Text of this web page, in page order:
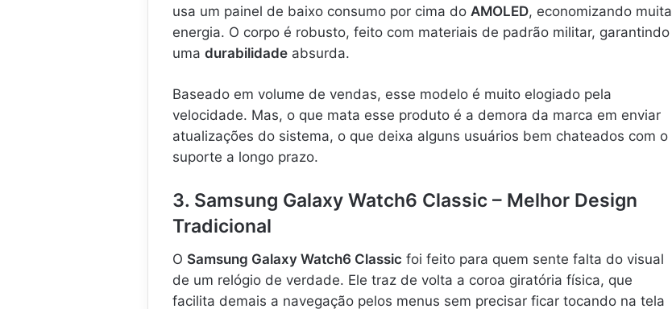
usa um painel de baixo consumo por cima do AMOLED, economizando muita
energia. O corpo é robusto, feito com materiais de padrão militar, garantindo
uma durabilidade absurda.
Baseado em volume de vendas, esse modelo é muito elogiado pela
velocidade. Mas, o que mata esse produto é a demora da marca em enviar
atualizações do sistema, o que deixa alguns usuários bem chateados com o
suporte a longo prazo.
3. Samsung Galaxy Watch6 Classic – Melhor Design
Tradicional
O Samsung Galaxy Watch6 Classic foi feito para quem sente falta do visual
de um relógio de verdade. Ele traz de volta a coroa giratória física, que
facilita demais a navegação pelos menus sem precisar ficar tocando na tela